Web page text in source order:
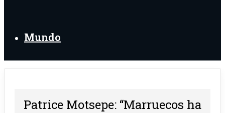
Mundo
Patrice Motsepe: “Marruecos ha